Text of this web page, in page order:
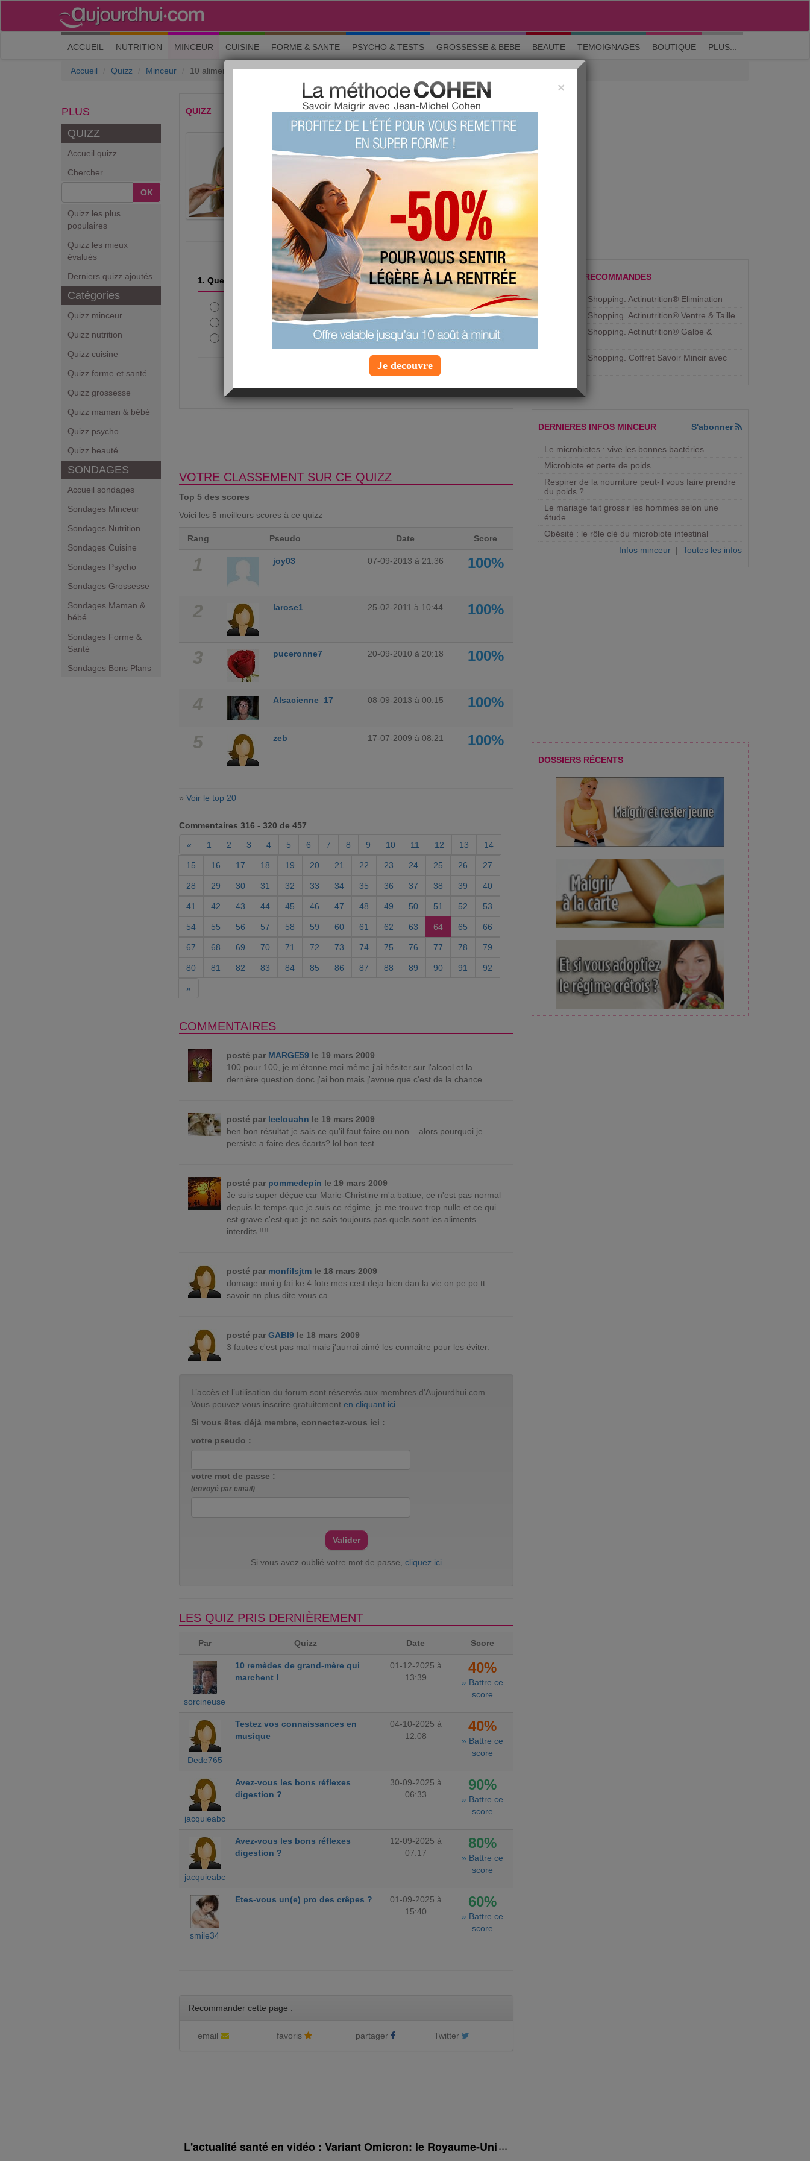
M'inscrire| Me connecter| ? Visite guidée
ACCUEIL (current)
NUTRITION MINCEUR CUISINE FORME & SANTE PSYCHO & TESTS GROSSESSE & BEBE BEAUTE TEMOIGNAGES BOUTIQUE PLUS...
Accueil Quizz Minceur 10 aliments interdits pendant le régime
PLUS
QUIZZ
Accueil quizz
Chercher
OK
Quizz les plus
populaires
Quizz les mieux
évalués
Derniers quizz ajoutés
Catégories
Quizz minceur
Quizz nutrition
Quizz cuisine
Quizz forme et santé
Quizz grossesse
Quizz maman & bébé
Quizz psycho
Quizz beauté
SONDAGES
Accueil sondages
Sondages Minceur
Sondages Nutrition
Sondages Cuisine
Sondages Psycho
Sondages Grossesse
Sondages Maman &
bébé
Sondages Forme &
Santé
Sondages Bons Plans
QUIZZ
10 aliments interdits pendant le
régime?
+1977 Le quizz du siècle !(fait
98924 fois)
Score moyen : 73 %
Questions 1 sur 10
1. Quelle boisson est déconseillée lorsque l'on fait un régime ?
Le coca-cola
Le jus de fruit frais
VOTRE CLASSEMENT SUR CE QUIZZ
Top 5 des scores
Voici les 5 meilleurs scores à ce quizz
Rang Pseudo Date Score
1 joy03 07-09-2013 à 21:36 100%
2 larose1 25-02-2011 à 10:44 100%
3 puceronne7 20-09-2010 à 20:18 100%
4 Alsacienne_17 08-09-2013 à 00:15 100%
5 zeb 17-07-2009 à 08:21 100%
» Voir le top 20
Commentaires 316 - 320 de 457
«
1 2 3 4 5 6 7 8 9 10 11 12 13 14
15 16 17 18 19 20 21 22 23 24 25 26 27
28 29 30 31 32 33 34 35 36 37 38 39 40
41 42 43 44 45 46 47 48 49 50 51 52 53
54 55 56 57 58 59 60 61 62 63 64 65 66
67 68 69 70 71 72 73 74 75 76 77 78 79
80 81 82 83 84 85 86 87 88 89 90 91 92
»
COMMENTAIRES
posté par MARGE59 le 19 mars 2009
100 pour 100, je m'étonne moi même j'ai hésiter sur l'alcool et la
dernière question donc j'ai bon mais j'avoue que c'est de la chance
posté par leelouahn le 19 mars 2009
ben bon résultat je sais ce qu'il faut faire ou non... alors pourquoi je
persiste a faire des écarts? lol bon test
posté par pommedepin le 19 mars 2009
Je suis super déçue car Marie-Christine m'a battue, ce n'est pas normal
depuis le temps que je suis ce régime, je me trouve trop nulle et ce qui
est grave c'est que je ne sais toujours pas quels sont les aliments
interdits !!!!
posté par monfilsjtm le 18 mars 2009
domage moi g fai ke 4 fote mes cest deja bien dan la vie on pe po tt
savoir nn plus dite vous ca
posté parGABI9 le 18 mars 2009
3 fautes c'est pas mal mais j'aurrai aimé les connaitre pour les éviter.
L’accès et l’utilisation du forum sont réservés aux membres d'Aujourdhui.com.
Vous pouvez vous inscrire gratuitement en cliquant ici
Si vous êtes déjà membre, connectez-vous ici :
votre pseudo :
votre mot de passe :
(envoyé par email)
Si vous avez oublié votre mot de passe, cliquez ici
LES QUIZ PRIS DERNIÈREMENT
Par Quizz Date Score
sorcineuse
10 remèdes de grand-mère qui
marchent !
01-12-2025 à
13:39
40%
» Battre ce
score
Dede765
Testez vos connaissances en
musique
04-10-2025 à
12:08
40%
» Battre ce
score
jacquieabc
Avez-vous les bons réflexes
digestion ?
30-09-2025 à
06:33
90%
» Battre ce
score
jacquieabc
Avez-vous les bons réflexes
digestion ?
12-09-2025 à
07:17
80%
» Battre ce
score
smile34
Etes-vous un(e) pro des crêpes ?
01-09-2025 à
15:40
60%
» Battre ce
score
Recommander cette page :
email favoris partager Twitter
L'actualité santé en vidéo : Variant Omicron: le Royaume-Uni rehausse son niveau d'alerte, une première en 7 mois
PRODUITS RECOMMANDES
Aujourdhui Shopping. Actinutrition® Elimination
Aujourdhui Shopping. Actinutrition® Ventre & Taille
Aujourdhui Shopping. Actinutrition® Galbe &
Aujourdhui Shopping. ​Coffret Savoir Mincir avec
DERNIERES INFOS MINCEUR S'abonner
Le microbiotes : vive les bonnes bactéries
Microbiote et perte de poids
Respirer de la nourriture peut-il vous faire prendre
du poids ?
Le mariage fait grossir les hommes selon une
étude
Obésité : le rôle clé du microbiote intestinal
Infos minceur | Toutes les infos
DOSSIERS RÉCENTS
×
Je decouvre